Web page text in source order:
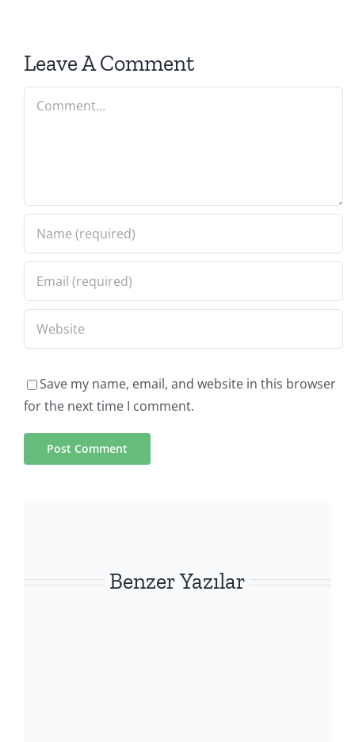
Leave A Comment
Comment
Save my name, email, and website in this browser
for the next time I comment.
Benzer Yazılar